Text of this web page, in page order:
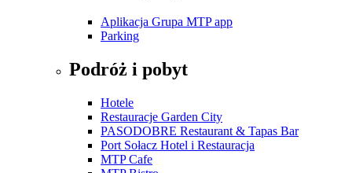
Aplikacja Grupa MTP app
Parking
Podróż i pobyt
Hotele
Restauracje Garden City
PASODOBRE Restaurant & Tapas Bar
Port Sołacz Hotel i Restauracja
MTP Cafe